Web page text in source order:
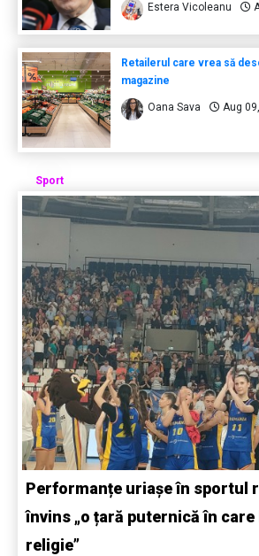
Estera Vicoleanu
Retailerul care vrea să
magazine
Oana Sava Aug
Sport
Performanțe uriașe în sportul
învins „o țară puternică în
religie”